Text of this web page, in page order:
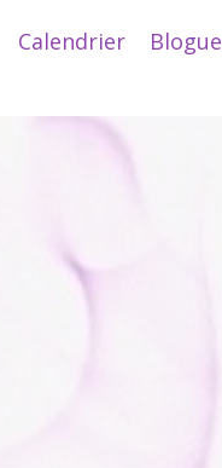
Calendrier Blogue